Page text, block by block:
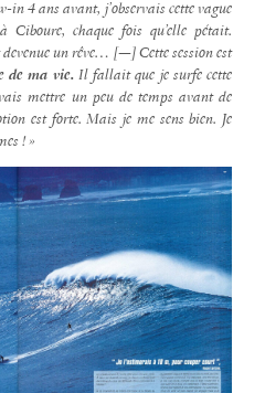
in 4 ans avant, j’observais cette vague
chaque fois qu’elle pétait.
un rêve… [—] Cette session est
de ma vie.Il fallait que je surfe cette
mettre un peu de temps avant de
est forte. Mais je me sens bien. Je
! »